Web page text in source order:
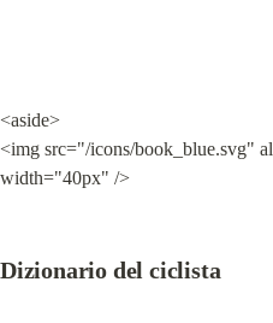
<aside>
<img src="/icons/book_blue.svg"
width="40px" />
Dizionario del ciclista